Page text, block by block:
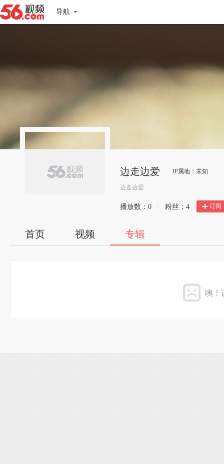
导航
边走边爱 IP属地：未知
边走边爱
播放数： 0 粉丝： 4 订阅
首页 视频 专辑
咦！